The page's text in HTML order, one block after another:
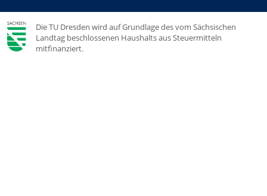
Die TU Dresden wird auf Grundlage des vom Sächsischen
Landtag beschlossenen Haushalts aus Steuermitteln
mitfinanziert.